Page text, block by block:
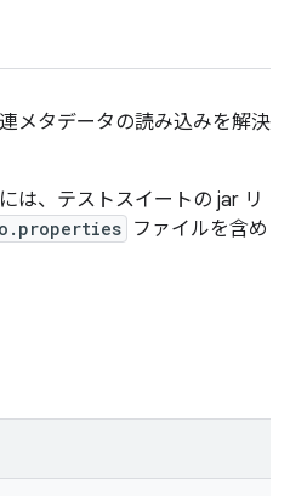
メタデータの読み込みを解決
は、テストスイートの jar リ
ファイルを含め